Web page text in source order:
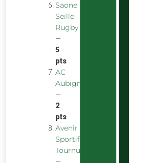
Saone
Seille
Rugby
—
5
pts
AC
Aubigny
—
2
pts
Avenir
Sportif
Tournus